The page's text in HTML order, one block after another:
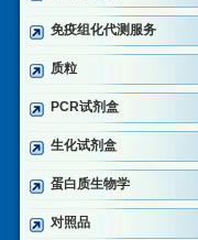
免疫组化代测服务
质粒
PCR试剂盒
生化试剂盒
蛋白质生物学
对照品